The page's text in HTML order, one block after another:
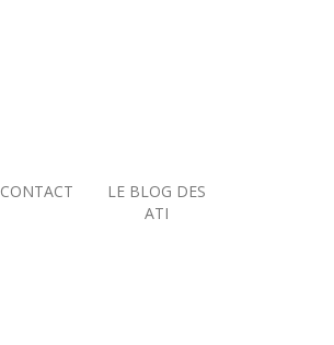
CONTACT
LE BLOG DES
ATI